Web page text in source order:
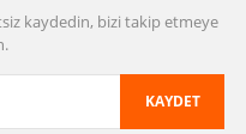
kaydedin, bizi takip etmeye
KAYDET